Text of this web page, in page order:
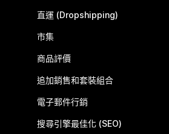
直運 (Dropshipping)
市集
商品評價
追加銷售和套裝組合
電子郵件行銷
搜尋引擎最佳化 (SEO)